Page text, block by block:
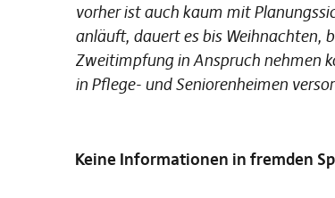
vorher ist auch kaum mit
anläuft, dauert es bis Weihnachten,
Zweitimpfung in Anspruch nehmen
in Pflege- und Seniorenheimen
Keine Informationen in fremden